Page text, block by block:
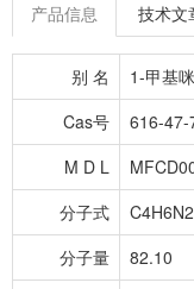
产品信息 技术文
别 名
1-甲基
Cas号
616-47-
M D L
分子式
C4H6N2
分子量
82.10